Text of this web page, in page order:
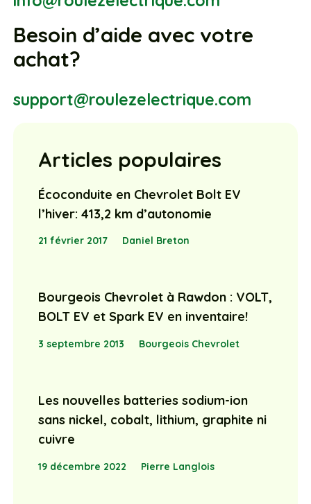
Besoin d’aide avec votre
achat?
support@roulezelectrique.com
Articles populaires
Écoconduite en Chevrolet Bolt EV
l’hiver: 413,2 km d’autonomie
21 février 2017 Daniel Breton
Bourgeois Chevrolet à Rawdon : VOLT,
BOLT EV et Spark EV en inventaire!
3 septembre 2013 Bourgeois Chevrolet
Les nouvelles batteries sodium-ion
sans nickel, cobalt, lithium, graphite ni
cuivre
19 décembre 2022 Pierre Langlois